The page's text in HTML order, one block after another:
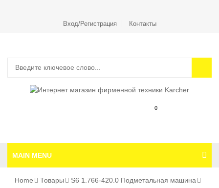
Вход/Регистрация Контакты
0
MAIN MENU
Home Товары
S6 1.766-420.0 Подметальная машина